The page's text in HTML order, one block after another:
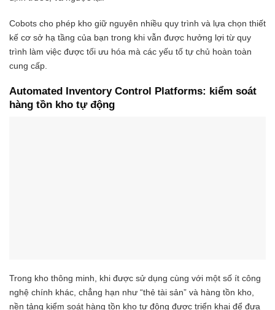
Cobots cho phép kho giữ nguyên nhiều quy trình và lựa chọn thiết
kế cơ sở hạ tầng của bạn trong khi vẫn được hưởng lợi từ quy
trình làm việc được tối ưu hóa mà các yếu tố tự chủ hoàn toàn
cung cấp.
Automated Inventory Control Platforms: kiểm soát
hàng tồn kho tự động
Trong kho thông minh, khi được sử dụng cùng với một số ít công
nghệ chính khác, chẳng hạn như “thẻ tài sản” và hàng tồn kho,
nền tảng kiểm soát hàng tồn kho tự động được triển khai để đưa